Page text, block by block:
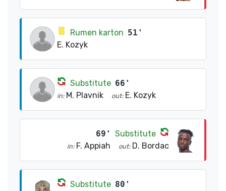
Rumen karton 51'
E. Kozyk
Substitute 66'
in: M. Plavnik out: E. Kozyk
69' Substitute
in: F. Appiah out: D. Bordac
Substitute 80'